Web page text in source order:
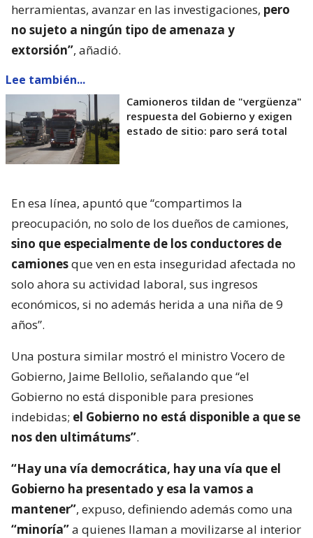
herramientas, avanzar en las investigaciones, pero
no sujeto a ningún tipo de amenaza y
extorsión”, añadió.
Lee también...
Camioneros tildan de "vergüenza"
respuesta del Gobierno y exigen
estado de sitio: paro será total
En esa línea, apuntó que “compartimos la
preocupación, no solo de los dueños de camiones,
sino que especialmente de los conductores de
camionesque ven en esta inseguridad afectada no
solo ahora su actividad laboral, sus ingresos
económicos, si no además herida a una niña de 9
años”.
Una postura similar mostró el ministro Vocero de
Gobierno, Jaime Bellolio, señalando que “el
Gobierno no está disponible para presiones
indebidas; el Gobierno no está disponible a que se
nos den ultimátums”.
“Hay una vía democrática, hay una vía que el
Gobierno ha presentado y esa la vamos a
mantener”, expuso, definiendo además como una
“minoría”a quienes llaman a movilizarse al interior